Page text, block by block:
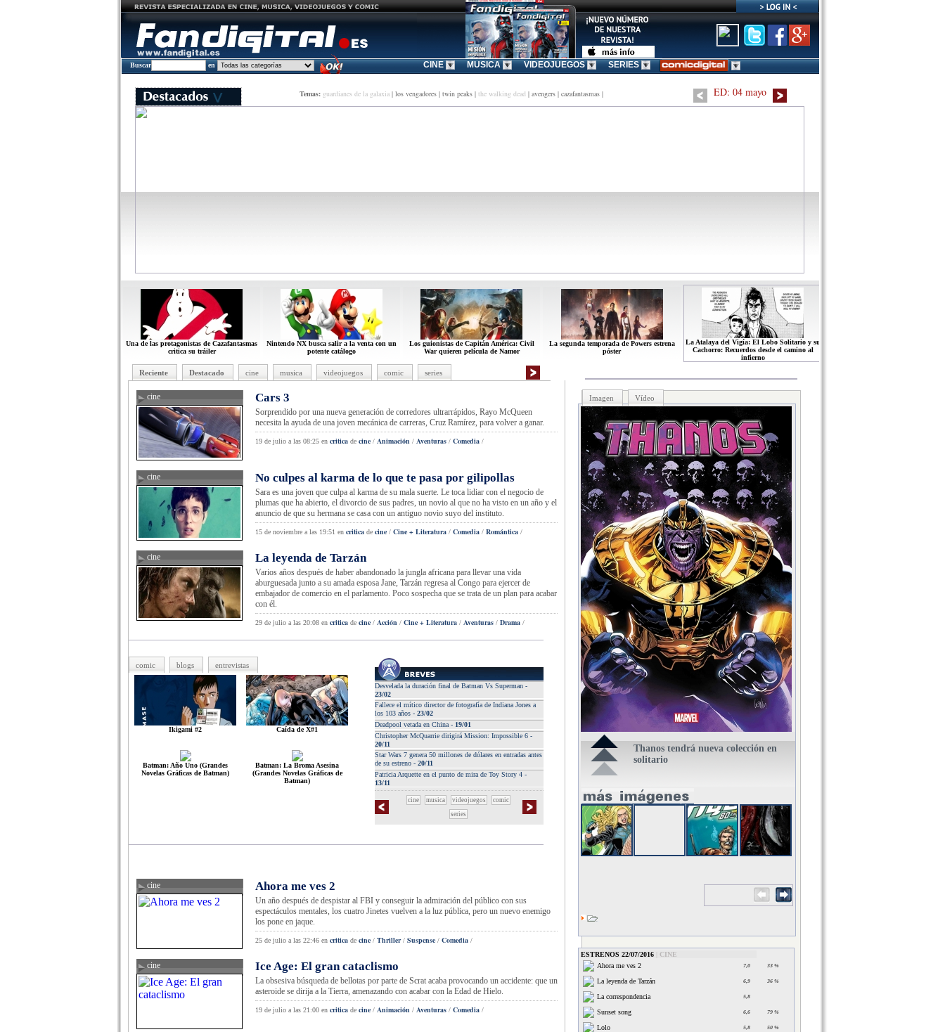
Buscar en CINE MUSICA VIDEOJUEGOS SERIES
Temas: guardianes de la galaxia | los vengadores | twin peaks | the walking dead | avengers | cazafantasmas | ED: 04 mayo
Recuerdos desde el camino al
infierno
El clasico del manga vuelve a la actualidad.
Una de las protagonistas de Cazafantasmas
critica su tráiler
Nintendo NX busca salir a la venta con un
potente catálogo
Los guionistas de Capitán América: Civil
War quieren película de Namor
La segunda temporada de Powers estrena
póster
La Atalaya del Vigía: El Lobo Solitario y su
Cachorro: Recuerdos desde el camino al
infierno
Reciente Destacado cine musica videojuegos comic series
cine Cars 3
Sorprendido por una nueva generación de corredores ultrarrápidos, Rayo McQueen
necesita la ayuda de una joven mecánica de carreras, Cruz Ramírez, para volver a ganar.
19 de julio a las 08:25 en critica de cine / Animación / Aventuras / Comedia /
cine No culpes al karma de lo que te pasa por gilipollas
Sara es una joven que culpa al karma de su mala suerte. Le toca lidiar con el negocio de
plumas que ha abierto, el divorcio de sus padres, un novio al que no ha visto en un año y el
anuncio de que su hermana se casa con un antiguo novio suyo del instituto.
15 de noviembre a las 19:51 en critica de cine / Cine + Literatura / Comedia / Romántica /
cine La leyenda de Tarzán
Varios años después de haber abandonado la jungla africana para llevar una vida
aburguesada junto a su amada esposa Jane, Tarzán regresa al Congo para ejercer de
embajador de comercio en el parlamento. Poco sospecha que se trata de un plan para acabar
con él.
29 de julio a las 20:08 en critica de cine / Acción / Cine + Literatura / Aventuras / Drama /
comic blogs entrevistas
Ikigami #2 Caída de X#1
Batman: Año Uno (Grandes
Novelas Gráficas de Batman)
Batman: La Broma Asesina
(Grandes Novelas Gráficas de
Batman)
Desvelada la duración final de Batman Vs Superman -
23/02
Fallece el mítico director de fotografía de Indiana Jones a
los 103 años - 23/02
Deadpool vetada en China - 19/01
Christopher McQuarrie dirigirá Mission: Impossible 6 -
20/11
Star Wars 7 genera 50 millones de dólares en entradas antes
de su estreno - 20/11
Patricia Arquette en el punto de mira de Toy Story 4 -
13/11
cine musica videojuegos
comic
series
cine Ahora me ves 2
Un año después de despistar al FBI y conseguir la admiración del público con sus
espectáculos mentales, los cuatro Jinetes vuelven a la luz pública, pero un nuevo enemigo
los pone en jaque.
25 de julio a las 22:46 en critica de cine / Thriller/ Suspense / Comedia /
cine Ice Age: El gran cataclismo
La obsesiva búsqueda de bellotas por parte de Scrat acaba provocando un accidente: que un
asteroide se dirija a la Tierra, amenazando con acabar con la Edad de Hielo.
19 de julio a las 21:00 en critica de cine / Animación / Aventuras / Comedia /
Imagen Vídeo
Thanos tendrá nueva colección en
solitario
ESTRENOS 22/07/2016
CINE
Ahora me ves 2
7,0 33 %
La leyenda de Tarzán 6,9 36 %
La correspondencia 5,8
Sunset song 6,6 79 %
Lolo 5,8 50 %